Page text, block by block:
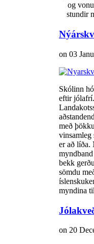
og
stundir
on 03
Skólinn
eftir
með
vinsamleg
er að líða.
bekk
sömdu
myndina
on 20